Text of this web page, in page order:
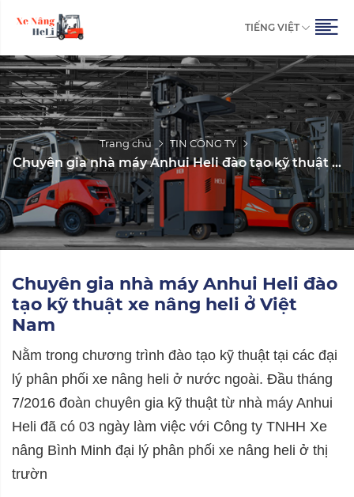
TIẾNG VIỆT
Trang chủ TIN CÔNG TY
Chuyên gia nhà máy Anhui Heli đào tạo kỹ thuật ...
Chuyên gia nhà máy Anhui Heli đào
tạo kỹ thuật xe nâng heli ở Việt
Nam
Nằm trong chương trình đào tạo kỹ thuật tại các đại
lý phân phối xe nâng heli ở nước ngoài. Đầu tháng
7/2016 đoàn chuyên gia kỹ thuật từ nhà máy Anhui
Heli đã có 03 ngày làm việc với Công ty TNHH Xe
nâng Bình Minh đại lý phân phối xe nâng heli ở thị
trườn